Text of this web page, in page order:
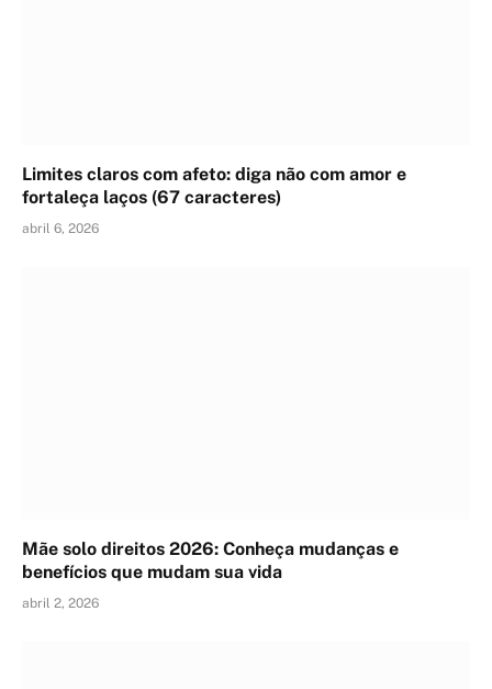
Limites claros com afeto: diga não com amor e
fortaleça laços (67 caracteres)
abril 6, 2026
Mãe solo direitos 2026: Conheça mudanças e
benefícios que mudam sua vida
abril 2, 2026